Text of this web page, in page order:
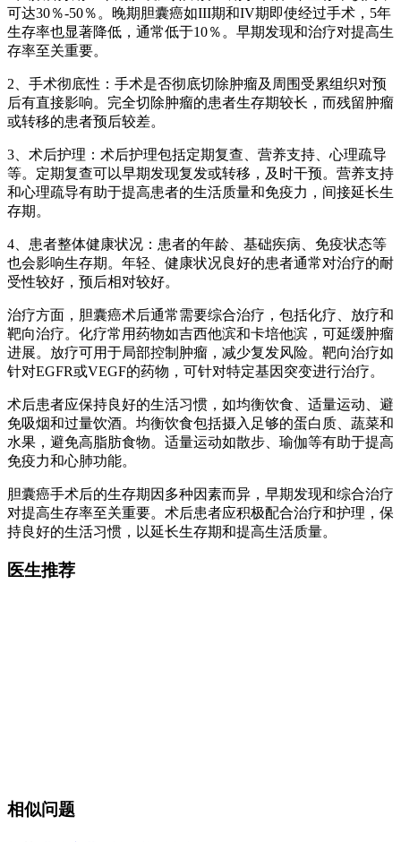
可达30％-50％。晚期胆囊癌如III期和IV期即使经过手术，5年
生存率也显著降低，通常低于10％。早期发现和治疗对提高生
存率至关重要。
2、手术彻底性：手术是否彻底切除肿瘤及周围受累组织对预
后有直接影响。完全切除肿瘤的患者生存期较长，而残留肿瘤
或转移的患者预后较差。
3、术后护理：术后护理包括定期复查、营养支持、心理疏导
等。定期复查可以早期发现复发或转移，及时干预。营养支持
和心理疏导有助于提高患者的生活质量和免疫力，间接延长生
存期。
4、患者整体健康状况：患者的年龄、基础疾病、免疫状态等
也会影响生存期。年轻、健康状况良好的患者通常对治疗的耐
受性较好，预后相对较好。
治疗方面，胆囊癌术后通常需要综合治疗，包括化疗、放疗和
靶向治疗。化疗常用药物如吉西他滨和卡培他滨，可延缓肿瘤
进展。放疗可用于局部控制肿瘤，减少复发风险。靶向治疗如
针对EGFR或VEGF的药物，可针对特定基因突变进行治疗。
术后患者应保持良好的生活习惯，如均衡饮食、适量运动、避
免吸烟和过量饮酒。均衡饮食包括摄入足够的蛋白质、蔬菜和
水果，避免高脂肪食物。适量运动如散步、瑜伽等有助于提高
免疫力和心肺功能。
胆囊癌手术后的生存期因多种因素而异，早期发现和综合治疗
对提高生存率至关重要。术后患者应积极配合治疗和护理，保
持良好的生活习惯，以延长生存期和提高生活质量。
医生推荐
相似问题